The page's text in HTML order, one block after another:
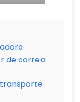
de correia